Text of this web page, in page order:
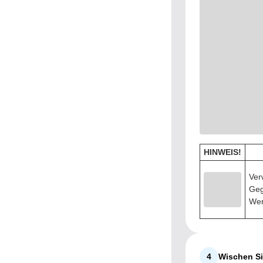
HINWEIS!
4 Wischen